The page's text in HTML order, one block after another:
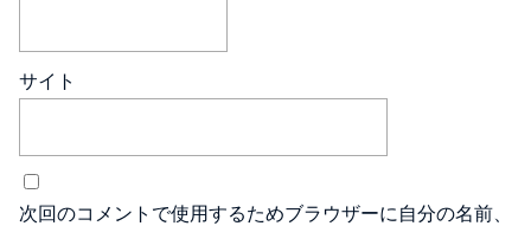
サイト
次回のコメントで使用するためブラウザーに自分の名前、